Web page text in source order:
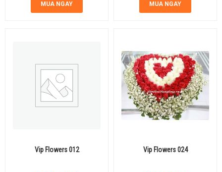
MUA NGAY MUA NGAY
Vip Flowers 012 Vip Flowers 024